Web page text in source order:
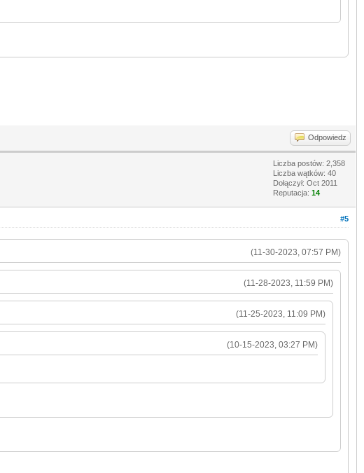
Odpowiedz
Liczba postów: 2,358
Liczba wątków: 40
Dołączył: Oct 2011
Reputacja: 14
#5
(11-30-2023, 07:57 PM)
(11-28-2023, 11:59 PM)
(11-25-2023, 11:09 PM)
(10-15-2023, 03:27 PM)